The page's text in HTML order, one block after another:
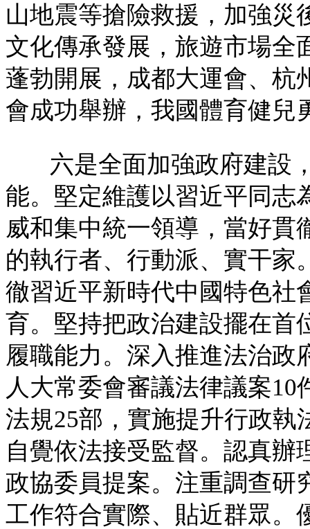
山地震等搶險救援，加強災
文化傳承發展，旅遊市場全
蓬勃開展，成都大運會、杭
會成功舉辦，我國體育健兒
六是全面加強政府建設
能。堅定維護以習近平同志
威和集中統一領導，當好貫
的執行者、行動派、實干家
徹習近平新時代中國特色社
育。堅持把政治建設擺在首
履職能力。深入推進法治政
人大常委會審議法律議案10
法規25部，實施提升行政執
自覺依法接受監督。認真辦
政協委員提案。注重調查研
工作符合實際、貼近群眾。